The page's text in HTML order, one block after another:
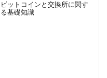
ビットコインと交換所に関す
る基礎知識